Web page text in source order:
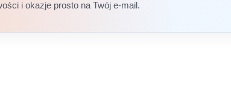
i okazje prosto na Twój e-mail.